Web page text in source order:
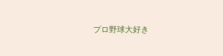
プロ野球大好き